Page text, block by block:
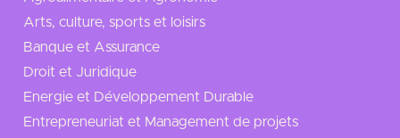
Arts, culture, sports et loisirs
Banque et Assurance
Droit et Juridique
Energie et Développement Durable
Entrepreneuriat et Management de projets